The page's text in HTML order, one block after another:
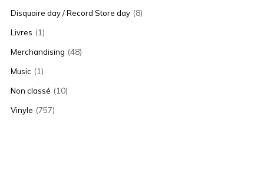
Disquaire day / Record Store day (8)
Livres (1)
Merchandising (48)
Music (1)
Non classé (10)
Vinyle (757)